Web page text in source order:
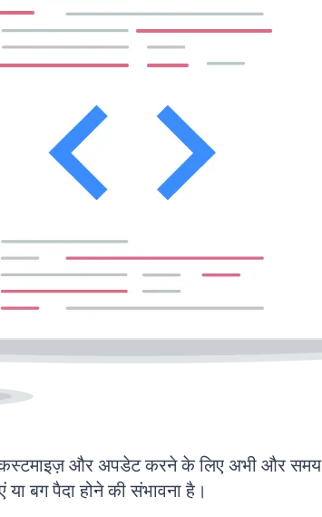
और अपडेट करने के लिए अभी और समय
बग पैदा होने की संभावना है।